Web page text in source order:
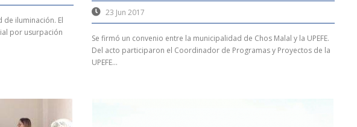
iluminación. El
por usurpación
23 Jun 2017
Se firmó un convenio entre la municipalidad de Chos Malal y la UPEFE.
Del acto participaron el Coordinador de Programas y Proyectos de la
UPEFE...